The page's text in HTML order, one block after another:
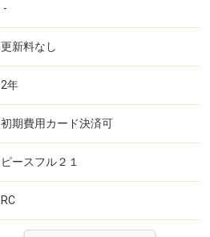
-
更新料なし
2年
初期費用カード決済可
ピースフル２１
RC